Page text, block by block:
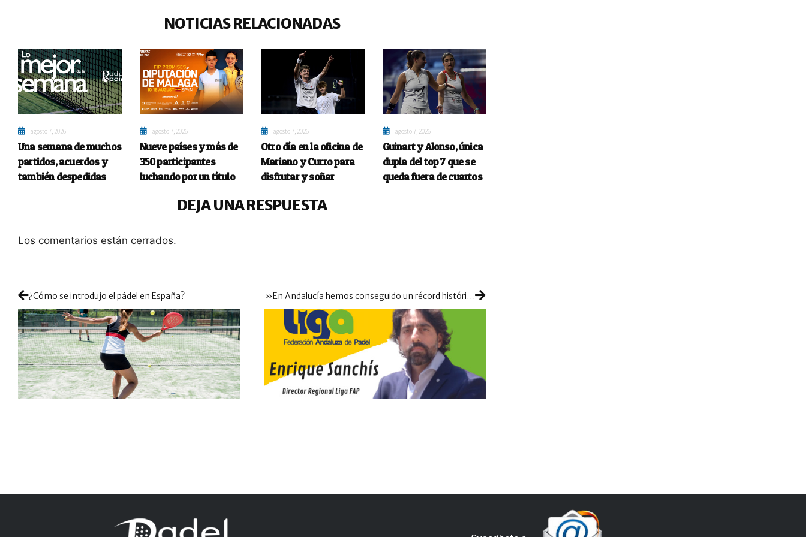
NOTICIAS RELACIONADAS
agosto 7, 2026
Una semana de muchos
partidos, acuerdos y
también despedidas
agosto 7, 2026
Nueve países y más de
350 participantes
luchando por un título
agosto 7, 2026
Otro día en la oficina de
Mariano y Curro para
disfrutar y soñar
agosto 7, 2026
Guinart y Alonso, única
dupla del top 7 que se
queda fuera de cuartos
DEJA UNA RESPUESTA
Los comentarios están cerrados.
¿Cómo se introdujo el pádel en España? »En Andalucía hemos conseguido un récord histórico con más de 500 jugadores en la Liga Autonómica»